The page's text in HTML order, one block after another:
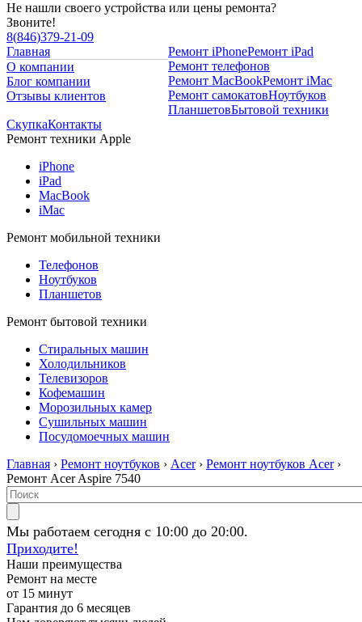
Не нашли своего устройства или цены ремонта?
Звоните!
8(846)379-21-09
Главная
О компании
Блог компании
Отзывы клиентов
Ремонт iPhoneРемонт iPad
Ремонт телефонов
Ремонт MacBookРемонт iMac
Ремонт самокатовНоутбуков
ПланшетовБытовой техники
СкупкаКонтакты
Ремонт техники Apple
iPhone
iPad
MacBook
iMac
Ремонт мобильной техники
Телефонов
Ноутбуков
Планшетов
Ремонт бытовой техники
Стиральных машин
Холодильников
Телевизоров
Кофемашин
Морозильных камер
Сушильных машин
Посудомоечных машин
Главная › Ремонт ноутбуков › Acer› Ремонт ноутбуков Acer›
Ремонт Acer Aspire 7540
Мы работаем сегодня с 10:00 до 20:00.
Приходите!
Наши преимущества
Ремонт на месте
от 15 минут
Гарантия до 6 месяцев